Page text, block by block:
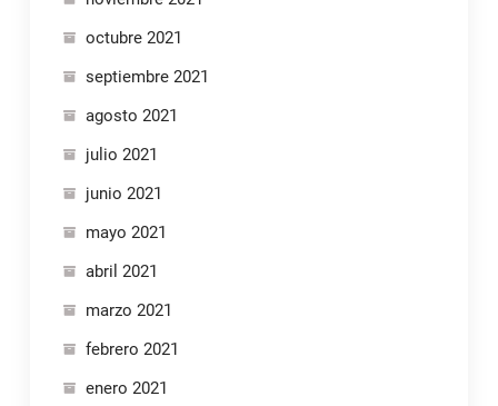
octubre 2021
septiembre 2021
agosto 2021
julio 2021
junio 2021
mayo 2021
abril 2021
marzo 2021
febrero 2021
enero 2021